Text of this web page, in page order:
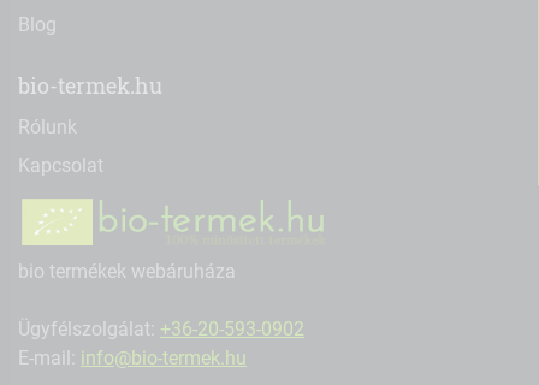
Blog
bio-termek.hu
Rólunk
Kapcsolat
bio termékek webáruháza
Ügyfélszolgálat: +36-20-593-0902
E-mail: info@bio-termek.hu